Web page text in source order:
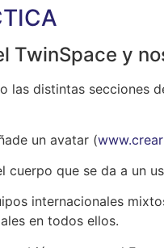
TwinSpace y
las distintas secciones
un avatar (
cuerpo que se da a un
internacionales
en todos ellos.